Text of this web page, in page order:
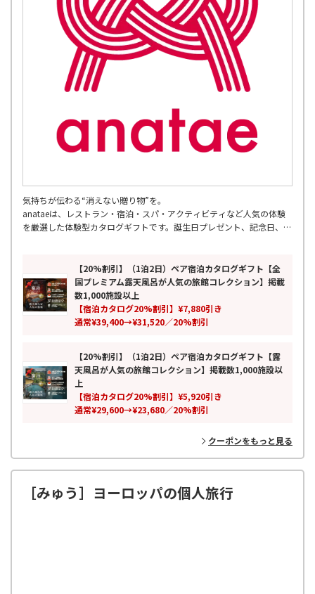
気持ちが伝わる“消えない贈り物”を。
anataeは、レストラン・宿泊・スパ・アクティビティなど人気の体験
を厳選した体験型カタログギフトです。誕生日プレゼント、記念日、結
累計7万人以上が利用し、全国の厳選スポットを掲載。ペアギフトや旅
行ギフトとしても人気の、モノではなく思い出を贈る新しいギフトとし
て、特別な時間と感動体験をお届けします。
【20%割引】（1泊2日）ペア宿泊カタログギフト【全
国プレミアム露天風呂が人気の旅館コレクション】掲載
数1,000施設以上
【宿泊カタログ20%割引】¥7,880引き
通常¥39,400→¥31,520／20%割引
【20%割引】（1泊2日）ペア宿泊カタログギフト【露
天風呂が人気の旅館コレクション】掲載数1,000施設以
上
【宿泊カタログ20%割引】¥5,920引き
通常¥29,600→¥23,680／20%割引
クーポンをもっと見る
［みゅう］ヨーロッパの個人旅行